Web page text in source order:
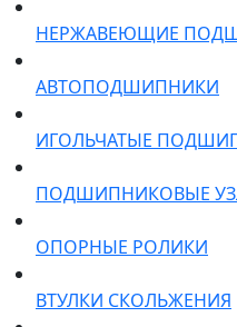
НЕРЖАВЕЮЩИЕ
АВТОПОДШИПНИКИ
ИГОЛЬЧАТЫЕ
ПОДШИПНИКОВЫЕ
ОПОРНЫЕ РОЛИКИ
ВТУЛКИ СКОЛЬЖЕНИЯ